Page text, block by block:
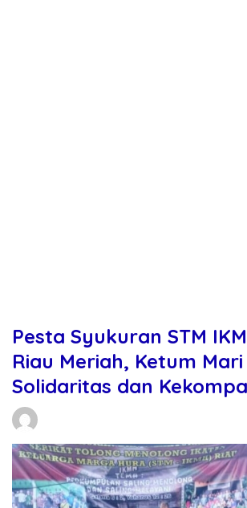
Pesta Syukuran STM
Riau Meriah, Ketum
Solidaritas dan